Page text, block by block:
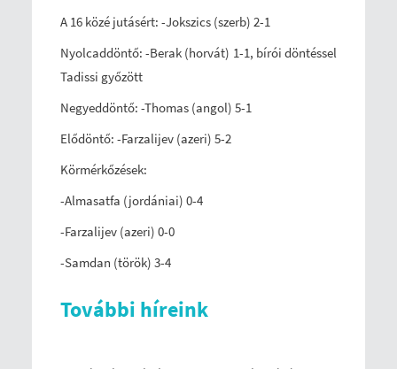
A 16 közé jutásért: -Jokszics (szerb) 2-1
Nyolcaddöntő: -Berak (horvát) 1-1, bírói döntéssel
Tadissi győzött
Negyeddöntő: -Thomas (angol) 5-1
Elődöntő: -Farzalijev (azeri) 5-2
Körmérkőzések:
-Almasatfa (jordániai) 0-4
-Farzalijev (azeri) 0-0
-Samdan (török) 3-4
További híreink